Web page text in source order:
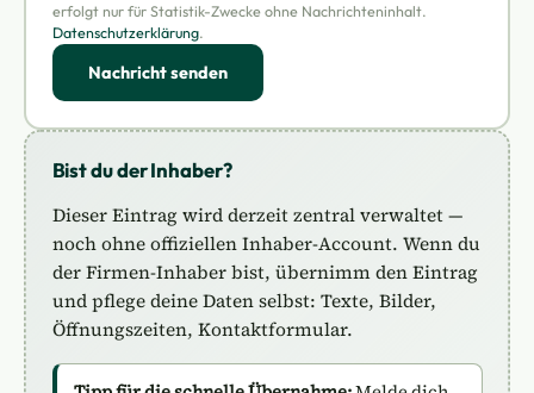
erfolgt nur für Statistik-Zwecke ohne Nachrichteninhalt.
Datenschutzerklärung.
Nachricht senden
Bist du der Inhaber?
Dieser Eintrag wird derzeit zentral verwaltet —
noch ohne offiziellen Inhaber-Account. Wenn du
der Firmen-Inhaber bist, übernimm den Eintrag
und pflege deine Daten selbst: Texte, Bilder,
Öffnungszeiten, Kontaktformular.